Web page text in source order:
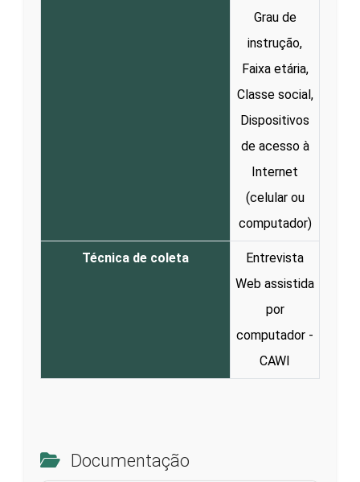
Grau de
instrução,
Faixa etária,
Classe social,
Dispositivos
de acesso à
Internet
(celular ou
computador)
Técnica de coleta
Entrevista
Web assistida
por
computador -
CAWI
Documentação